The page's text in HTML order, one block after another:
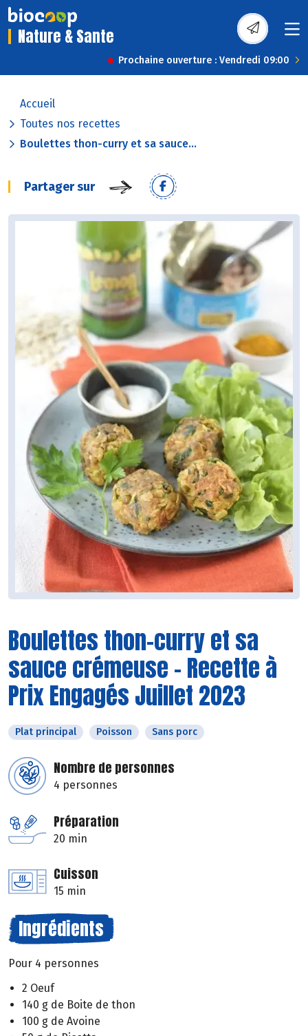
Nature & Sante
Prochaine ouverture : Vendredi 09:00
Accueil
Toutes nos recettes
Boulettes thon-curry et sa sauce...
Partager sur
Boulettes thon-curry et sa
sauce crémeuse - Recette à
Prix Engagés Juillet 2023
Plat principal Poisson Sans porc
Nombre de personnes
4 personnes
Préparation
20 min
Cuisson
15 min
Ingrédients
Pour 4 personnes
2 Oeuf
140 g de Boite de thon
100 g de Avoine